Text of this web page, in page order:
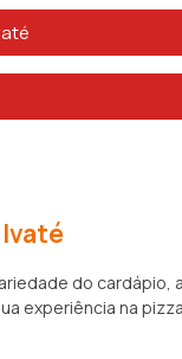
Ivaté
do
experiência na